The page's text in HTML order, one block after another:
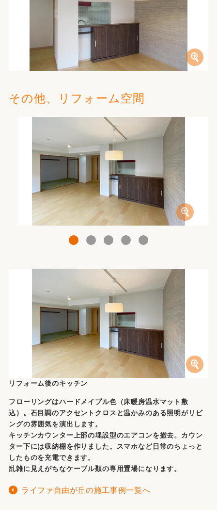
その他、リフォーム空間
リフォーム後のキッチン
フローリングはハードメイプル色（床暖房温水マット敷
込）。石目調のアクセントクロスと温かみのある照明がリビ
ングの雰囲気を演出します。
キッチンカウンター上部の埋設型のエアコンを撤去。カウン
ター下には収納棚を作りました。スマホなど日常のちょっと
したものを充電できます。
乱雑に見えがちなケーブル類の専用置場になります。
ライファ自由が丘の施工事例一覧へ